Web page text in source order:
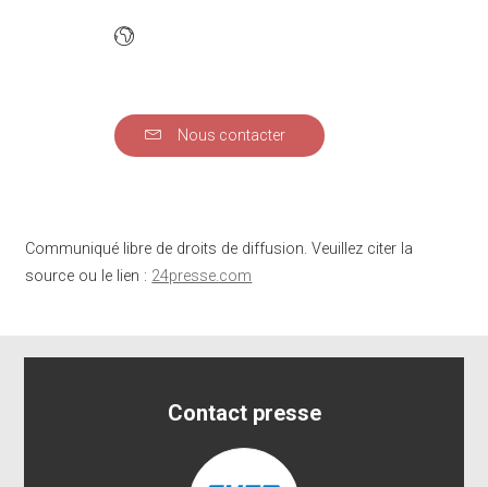
Nous contacter
Communiqué libre de droits de diffusion. Veuillez citer la
source ou le lien : 24presse.com
Contact presse